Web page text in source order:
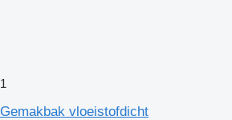
1
Gemakbak vloeistofdicht